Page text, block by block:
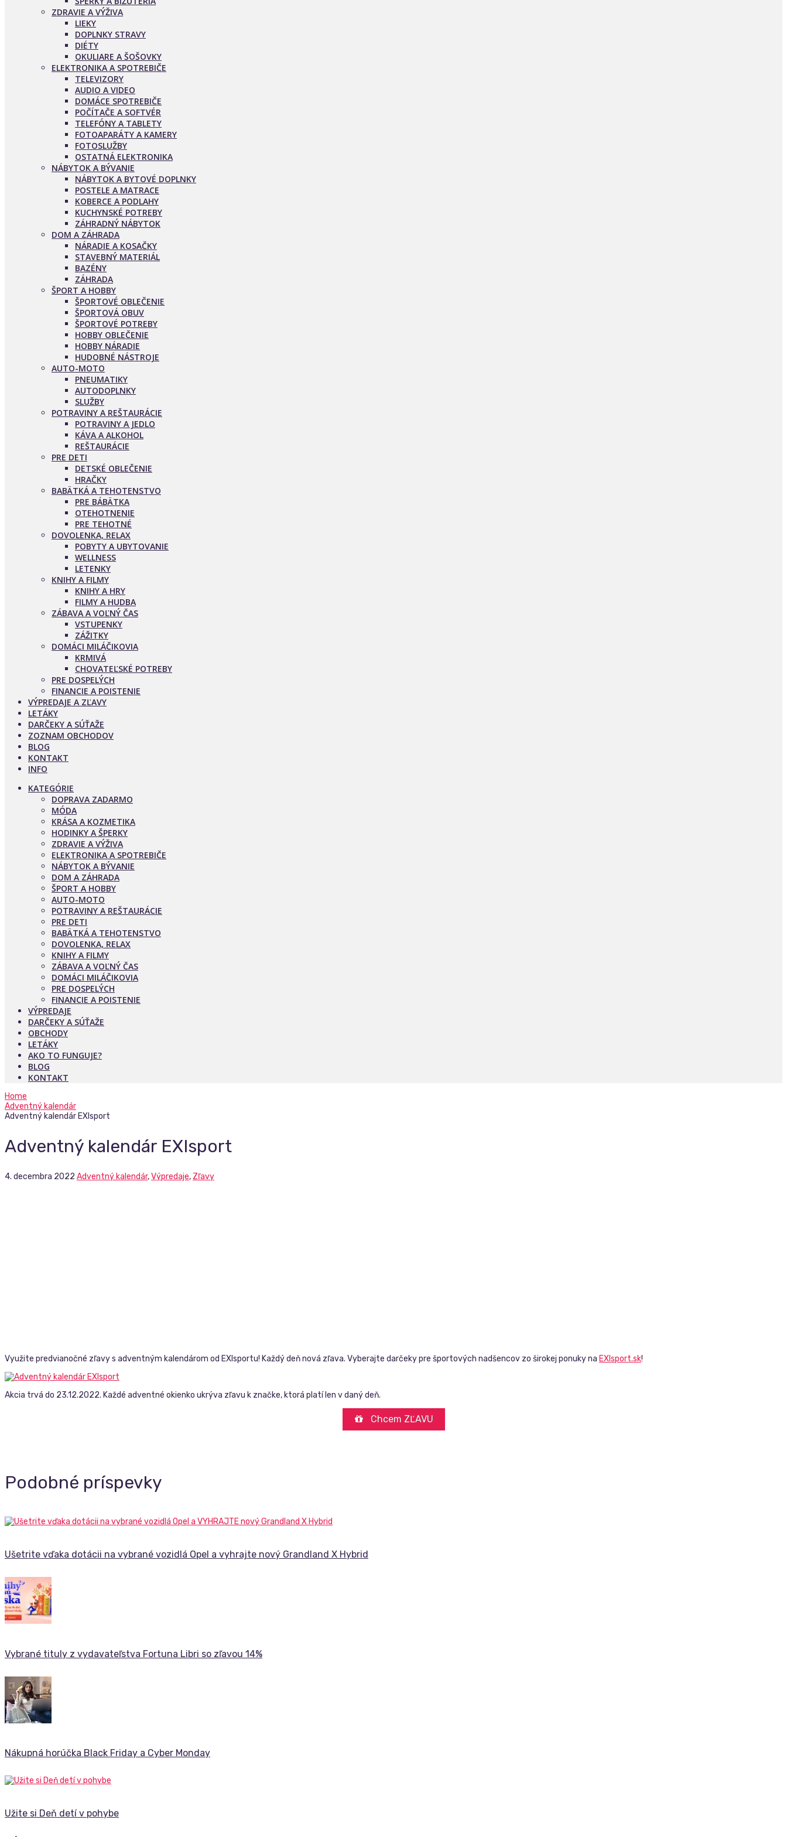
ZDRAVIE A VÝŽIVA
LIEKY
DOPLNKY STRAVY
DIÉTY
OKULIARE A ŠOŠOVKY
ELEKTRONIKA A SPOTREBIČE
TELEVIZORY
AUDIO A VIDEO
DOMÁCE SPOTREBIČE
POČÍTAČE A SOFTVÉR
TELEFÓNY A TABLETY
FOTOAPARÁTY A KAMERY
FOTOSLUŽBY
OSTATNÁ ELEKTRONIKA
NÁBYTOK A BÝVANIE
NÁBYTOK A BYTOVÉ DOPLNKY
POSTELE A MATRACE
KOBERCE A PODLAHY
KUCHYNSKÉ POTREBY
ZÁHRADNÝ NÁBYTOK
DOM A ZÁHRADA
NÁRADIE A KOSAČKY
STAVEBNÝ MATERIÁL
BAZÉNY
ZÁHRADA
ŠPORT A HOBBY
ŠPORTOVÉ OBLEČENIE
ŠPORTOVÁ OBUV
ŠPORTOVÉ POTREBY
HOBBY OBLEČENIE
HOBBY NÁRADIE
HUDOBNÉ NÁSTROJE
AUTO-MOTO
PNEUMATIKY
AUTODOPLNKY
SLUŽBY
POTRAVINY A REŠTAURÁCIE
POTRAVINY A JEDLO
KÁVA A ALKOHOL
REŠTAURÁCIE
PRE DETI
DETSKÉ OBLEČENIE
HRAČKY
BABÄTKÁ A TEHOTENSTVO
PRE BÁBÄTKA
OTEHOTNENIE
PRE TEHOTNÉ
DOVOLENKA, RELAX
POBYTY A UBYTOVANIE
WELLNESS
LETENKY
KNIHY A FILMY
KNIHY A HRY
FILMY A HUDBA
ZÁBAVA A VOĽNÝ ČAS
VSTUPENKY
ZÁŽITKY
DOMÁCI MILÁČIKOVIA
KRMIVÁ
CHOVATEĽSKÉ POTREBY
PRE DOSPELÝCH
FINANCIE A POISTENIE
VÝPREDAJE A ZĽAVY
LETÁKY
DARČEKY A SÚŤAŽE
ZOZNAM OBCHODOV
BLOG
KONTAKT
INFO
KATEGÓRIE
DOPRAVA ZADARMO
MÓDA
KRÁSA A KOZMETIKA
HODINKY A ŠPERKY
ZDRAVIE A VÝŽIVA
ELEKTRONIKA A SPOTREBIČE
NÁBYTOK A BÝVANIE
DOM A ZÁHRADA
ŠPORT A HOBBY
AUTO-MOTO
POTRAVINY A REŠTAURÁCIE
PRE DETI
BABÄTKÁ A TEHOTENSTVO
DOVOLENKA, RELAX
KNIHY A FILMY
ZÁBAVA A VOĽNÝ ČAS
DOMÁCI MILÁČIKOVIA
PRE DOSPELÝCH
FINANCIE A POISTENIE
VÝPREDAJE
DARČEKY A SÚŤAŽE
OBCHODY
LETÁKY
AKO TO FUNGUJE?
BLOG
KONTAKT
Home
Adventný kalendár
Adventný kalendár EXIsport
Adventný kalendár EXIsport
4. decembra 2022 Adventný kalendár,Výpredaje, Zľavy
Využite predvianočné zľavy s adventným kalendárom od EXIsportu! Každý deň nová zľava. Vyberajte darčeky pre športových nadšencov zo širokej ponuky na EXIsport.sk!
Akcia trvá do 23.12.2022. Každé adventné okienko ukrýva zľavu k značke, ktorá platí len v daný deň.
Chcem ZĽAVU
Podobné príspevky
Ušetrite vďaka dotácii na vybrané vozidlá Opel a vyhrajte nový Grandland X Hybrid
Vybrané tituly z vydavateľstva Fortuna Libri so zľavou 14%
Nákupná horúčka Black Friday a Cyber Monday
Užite si Deň detí v pohybe